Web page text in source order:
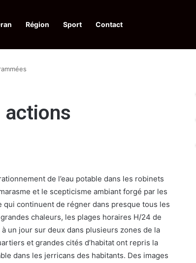
Région Sport Contact
dénonciateurs de trafiquants
actions
de l’eau potable dans les robinets
et le scepticisme ambiant forgé par les
qui continuent de régner dans presque tous les
chaleurs, les plages horaires H/24 de
un jour sur deux dans plusieurs zones de la
et grandes cités d’habitat ont repris la
dans les jerricans des habitants. Des images